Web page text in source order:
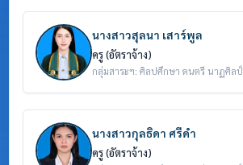
นางสาวสุลนา เสาร์พูล
ครู (อัตราจ้าง)
กลุ่มสาระฯ: ศิลปศึกษา ดนตรี นาฏศิลป์
นางสาวกุลธิดา ศรีดำ
ครู (อัตราจ้าง)